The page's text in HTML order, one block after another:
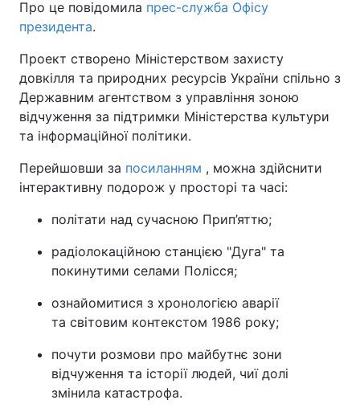
Про це повідомила прес-служба Офісу
президента.
Проект створено Міністерством захисту
довкілля та природних ресурсів України спільно з
Державним агентством з управління зоною
відчуження за підтримки Міністерства культури
та інформаційної політики.
Перейшовши за посиланням , можна здійснити
інтерактивну подорож у просторі та часі:
політати над сучасною Прип’яттю;
радіолокаційною станцією "Дуга" та
покинутими селами Полісся;
ознайомитися з хронологією аварії
та світовим контекстом 1986 року;
почути розмови про майбутнє зони
відчуження та історії людей, чиї долі
змінила катастрофа.